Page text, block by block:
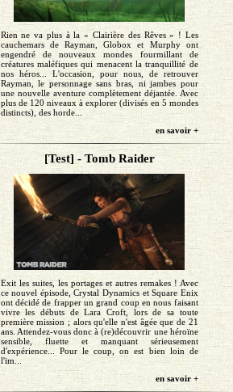
Rien ne va plus à la « Clairière des Rêves » ! Les
cauchemars de Rayman, Globox et Murphy ont
engendré de nouveaux mondes fourmillant de
créatures maléfiques qui menacent la tranquillité de
nos héros... L'occasion, pour nous, de retrouver
Rayman, le personnage sans bras, ni jambes pour
une nouvelle aventure complètement déjantée. Avec
plus de 120 niveaux à explorer (divisés en 5 mondes
distincts), des horde...
en savoir +
[Test] - Tomb Raider
Exit les suites, les portages et autres remakes ! Avec
ce nouvel épisode, Crystal Dynamics et Square Enix
ont décidé de frapper un grand coup en nous faisant
vivre les débuts de Lara Croft, lors de sa toute
première mission ; alors qu'elle n'est âgée que de 21
ans. Attendez-vous donc à (re)découvrir une héroïne
sensible, fluette et manquant sérieusement
d'expérience... Pour le coup, on est bien loin de
l'im...
en savoir +